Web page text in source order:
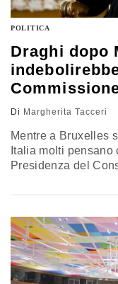
POLITICA
Draghi dopo
Di Margherita Tacceri
Mentre a Bruxelles
Italia molti
Presidenza del
spiega perché